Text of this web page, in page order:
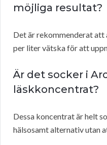
möjliga resultat?
Det är rekommenderat att
per liter vätska för att
Är det socker i
läskkoncentrat?
Dessa koncentrat är helt
hälsosamt alternativ utan